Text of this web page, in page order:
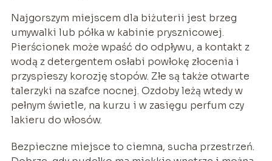
Najgorszym miejscem dla biżuterii jest brzeg
umywalki lub półka w kabinie prysznicowej.
Pierścionek może wpaść do odpływu, a kontakt z
wodą z detergentem osłabi powłokę złocenia i
przyspieszy korozję stopów. Złe są także otwarte
talerzyki na szafce nocnej. Ozdoby leżą wtedy w
pełnym świetle, na kurzu i w zasięgu perfum czy
lakieru do włosów.
Bezpieczne miejsce to ciemna, sucha przestrzeń.